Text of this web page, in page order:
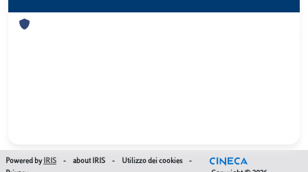
Powered by IRIS - about IRIS - Utilizzo dei cookies
-